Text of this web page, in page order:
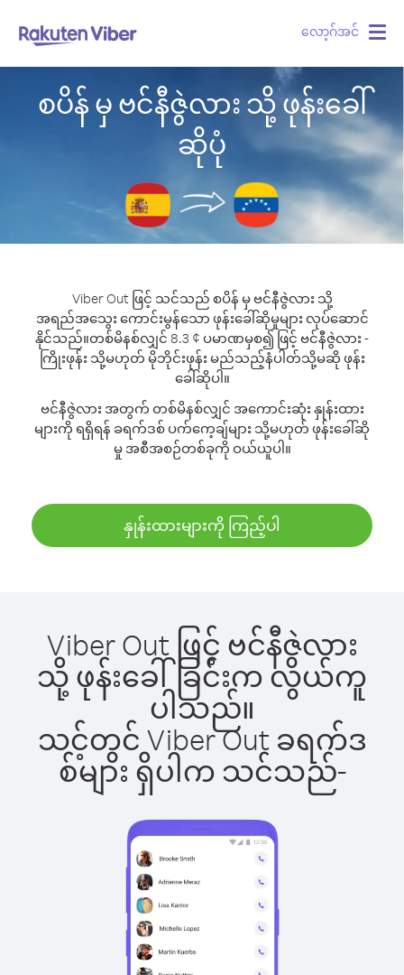
လော့ဂ်အင်
စပိန် မှ ဗင်နီဇွဲလား သို့ ဖုန်းခေါ်
ဆိုပုံ
Viber Out ဖြင့် သင်သည် စပိန် မှ ဗင်နီဇွဲလား သို့
အရည်အသွေး ကောင်းမွန်သော ဖုန်းခေါ်ဆိုမှုများ လုပ်ဆောင်
နိုင်သည်။တစ်မိနစ်လျှင် 8.3 ¢ ပမာဏမှစ၍ ဖြင့် ဗင်နီဇွဲလား -
ကြိုးဖုန်း သို့မဟုတ် မိုဘိုင်းဖုန်း မည်သည့်နံပါတ်သို့မဆို ဖုန်း
ခေါ်ဆိုပါ။
ဗင်နီဇွဲလား အတွက် တစ်မိနစ်လျှင် အကောင်းဆုံး နှုန်းထား
များကို ရရှိရန် ခရက်ဒစ် ပက်ကေ့ချ်များ သို့မဟုတ် ဖုန်းခေါ်ဆို
မှု အစီအစဉ်တစ်ခုကို ဝယ်ယူပါ။
နှုန်းထားများကို ကြည့်ပါ
Viber Out ဖြင့် ဗင်နီဇွဲလား
သို့ ဖုန်းခေါ်ခြင်းက လွယ်ကူ
ပါသည်။
သင့်တွင် Viber Out ခရက်ဒ
စ်များ ရှိပါက သင်သည်-